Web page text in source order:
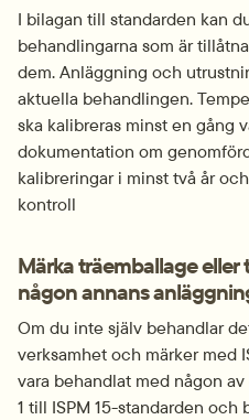
I bilagan till standarden kan
behandlingarna som är
dem. Anläggning och
aktuella behandlingen.
ska kalibreras minst en gång
dokumentation om
kalibreringar i minst två år
kontroll
Märka träemballage
någon annans
Om du inte själv behandlar
verksamhet och märker med
vara behandlat med någon
1 till ISPM 15-standarden och